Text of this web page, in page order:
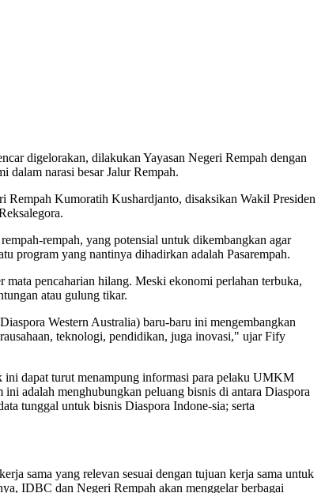
digelorakan, dilakukan Yayasan Negeri Rempah dengan
dalam narasi besar Jalur Rempah.
Rempah Kumoratih Kushardjanto, disaksikan Wakil Presiden
rempah, yang potensial untuk dikembangkan agar
program yang nantinya dihadirkan adalah Pasarempah.
pencaharian hilang. Meski ekonomi perlahan terbuka,
atau gulung tikar.
Western Australia) baru-baru ini mengembangkan
teknologi, pendidikan, juga inovasi," ujar Fify
ini dapat turut menampung informasi para pelaku UMKM
adalah menghubungkan peluang bisnis di antara Diaspora
tunggal untuk bisnis Diaspora Indone-sia; serta
sama yang relevan sesuai dengan tujuan kerja sama untuk
IDBC dan Negeri Rempah akan menggelar berbagai